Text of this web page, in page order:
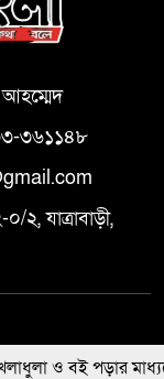
মানোন্নয়ন ও
সিভিল সার্জন
সারপ্রাইজ
দিবস: রূপগঞ্জে
বর্ণাঢ্য বিজয়
উল্লাস
৩৬১১৪৮
২, যাত্রাবাড়ী,
ও বই পড়ার